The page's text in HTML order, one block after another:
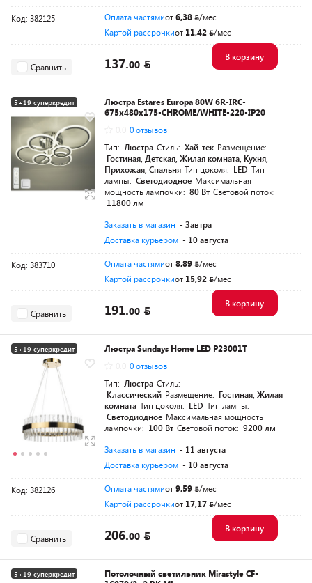
Код: 382125 Оплата частямиот6,38
/мес
Картой рассрочкиот 11,42 /мес
Сравнить 137.00
В корзину
5+19 суперкредит
Люстра Estares Europa 80W 6R-IRC-
675x480x175-CHROME/WHITE-220-IP20
0 отзывов
Тип: Люстра Стиль: Хай-тек Размещение:
Гостиная, Детская, Жилая комната, Кухня,
Прихожая, Спальня Тип цоколя: LED Тип
лампы: Светодиодное Максимальная
мощность лампочки: 80 Вт Световой поток:
11800 лм
Заказать в магазин - Завтра
Доставка курьером - 10 августа
Код: 383710 Оплата частямиот8,89
/мес
Картой рассрочкиот 15,92 /мес
Сравнить 191.00
В корзину
5+19 суперкредит
Люстра Sundays Home LED P23001T
0 отзывов
Тип: Люстра Стиль:
Классический Размещение: Гостиная, Жилая
комната Тип цоколя: LED Тип лампы:
Светодиодное Максимальная мощность
лампочки: 100 Вт Световой поток: 9200 лм
Заказать в магазин - 11 августа
Доставка курьером - 10 августа
Код: 382126 Оплата частямиот9,59
/мес
Картой рассрочкиот 17,17 /мес
Сравнить 206.00
В корзину
5+19 суперкредит
Потолочный светильник Mirastyle CF-